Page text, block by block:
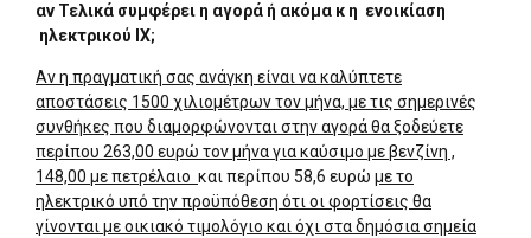
αν Τελικά συμφέρει η αγορά ή ακόμα κ η ενοικίαση
ηλεκτρικού ΙΧ;
Αν η πραγματική σας ανάγκη είναι να καλύπτετε
αποστάσεις 1500 χιλιομέτρων τον μήνα, με τις σημερινές
συνθήκες που διαμορφώνονται στην αγορά θα ξοδεύετε
περίπου 263,00 ευρώ τον μήνα για καύσιμο με βενζίνη ,
148,00 με πετρέλαιο και περίπου 58,6 ευρώ με το
ηλεκτρικό υπό την προϋπόθεση ότι οι φορτίσεις θα
γίνονται με οικιακό τιμολόγιο και όχι στα δημόσια σημεία